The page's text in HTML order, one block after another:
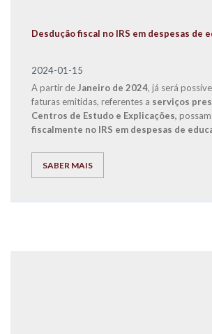
Desdução fiscal no IRS em despesas de
2024-01-15
A partir de Janeiro de 2024, já será
faturas emitidas, referentes a serviços
Centros de Estudo e Explicações,
fiscalmente no IRS em despesas de
SABER MAIS